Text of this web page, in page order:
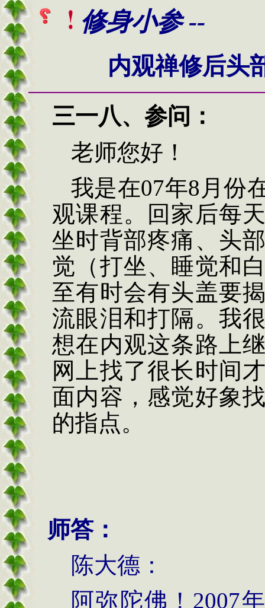
修身小参 --
内观禅修后头
三一八、 参问：
老师您好！
我是在07年8月份
观课程。回家后每
坐时背部疼痛、头
觉（打坐、睡觉和
至有时会有头盖要
流眼泪和打隔。我
想在内观这条路上
网上找了很长时间
面内容，感觉好象
的指点。
师答：
陈大德：
阿弥陀佛！ 2007